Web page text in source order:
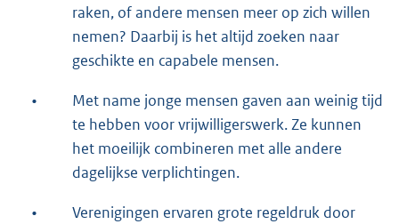
raken, of andere mensen meer op zich willen
nemen? Daarbij is het altijd zoeken naar
geschikte en capabele mensen.
•
Met name jonge mensen gaven aan weinig tijd
te hebben voor vrijwilligerswerk. Ze kunnen
het moeilijk combineren met alle andere
dagelijkse verplichtingen.
•
Verenigingen ervaren grote regeldruk door